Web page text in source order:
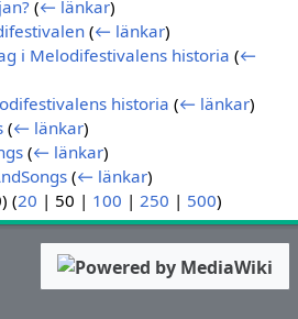
(← länkar)
(← länkar)
i Melodifestivalens historia (←
historia (← länkar)
(← länkar)
(← länkar)
(← länkar)
) (20 | 50 | 100 | 250 | 500)